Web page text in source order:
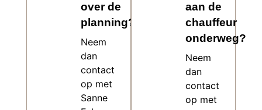
over de
planning?
Neem
dan
contact
op met
Sanne
aan de
chauffeur
onderweg?
Neem
dan
contact
op met